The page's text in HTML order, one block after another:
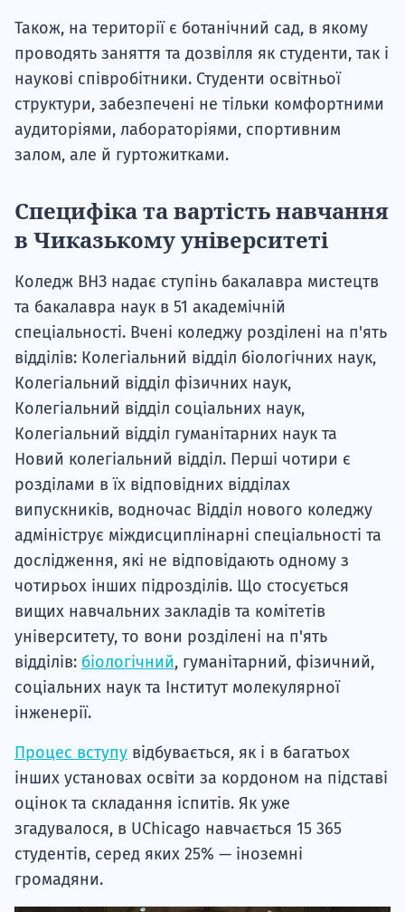
Також, на території є ботанічний сад, в якому
проводять заняття та дозвілля як студенти, так і
наукові співробітники. Студенти освітньої
структури, забезпечені не тільки комфортними
аудиторіями, лабораторіями, спортивним
залом, але й гуртожитками.
Специфіка та вартість навчання
в Чиказькому університеті
Коледж ВНЗ надає ступінь бакалавра мистецтв
та бакалавра наук в 51 академічній
спеціальності. Вчені коледжу розділені на п'ять
відділів: Колегіальний відділ біологічних наук,
Колегіальний відділ фізичних наук,
Колегіальний відділ соціальних наук,
Колегіальний відділ гуманітарних наук та
Новий колегіальний відділ. Перші чотири є
розділами в їх відповідних відділах
випускників, водночас Відділ нового коледжу
адмініструє міждисциплінарні спеціальності та
дослідження, які не відповідають одному з
чотирьох інших підрозділів. Що стосується
вищих навчальних закладів та комітетів
університету, то вони розділені на п'ять
відділів: біологічний, гуманітарний, фізичний,
соціальних наук та Інститут молекулярної
інженерії.
Процес вступу відбувається, як і в багатьох
інших установах освіти за кордоном на підставі
оцінок та складання іспитів. Як уже
згадувалося, в UChicago навчається 15 365
студентів, серед яких 25% — іноземні
громадяни.